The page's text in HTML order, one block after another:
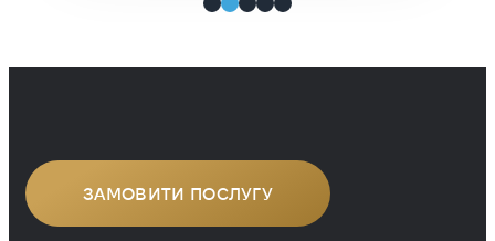
рефлекторно розставляє коми й
багато разів бачила, як вони
ЗАМОВИТИ ПОСЛУГУ